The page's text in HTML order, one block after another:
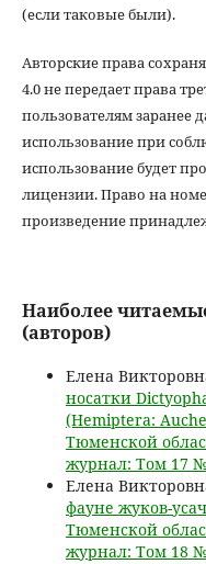
(если таковые были).
Авторские права
4.0 не передает права
пользователям заранее
использование при
использование будет
лицензии. Право на
произведение
Наиболее
(авторов)
Елена
носатки
(Hemiptera:
Тюменской
журнал: Том 17 №
Елена
фауне жуков-
Тюменской
журнал: Том 18 №